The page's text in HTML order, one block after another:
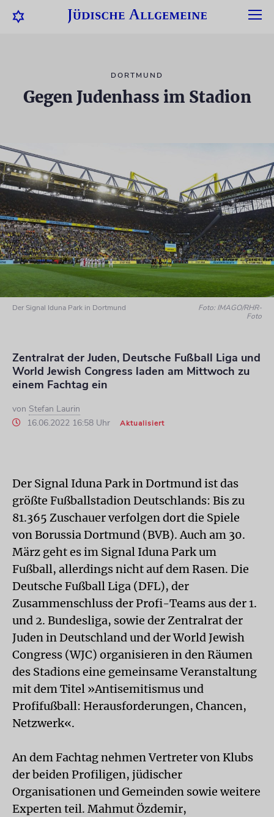
DORTMUND
Gegen Judenhass im Stadion
Der Signal Iduna Park in Dortmund
Foto: IMAGO/RHR-
Foto
Zentralrat der Juden, Deutsche Fußball Liga und
World Jewish Congress laden am Mittwoch zu
einem Fachtag ein
von Stefan Laurin
16.06.2022 16:58 Uhr
Aktualisiert
Der Signal Iduna Park in Dortmund ist das
größte Fußballstadion Deutschlands: Bis zu
81.365 Zuschauer verfolgen dort die Spiele
von Borussia Dortmund (BVB). Auch am 30.
März geht es im Signal Iduna Park um
Fußball, allerdings nicht auf dem Rasen. Die
Deutsche Fußball Liga (DFL), der
Zusammenschluss der Profi-Teams aus der 1.
und 2. Bundesliga, sowie der Zentralrat der
Juden in Deutschland und der World Jewish
Congress (WJC) organisieren in den Räumen
des Stadions eine gemeinsame Veranstaltung
mit dem Titel »Antisemitismus und
Profifußball: Herausforderungen, Chancen,
Netzwerk«.
An dem Fachtag nehmen Vertreter von Klubs
der beiden Profiligen, jüdischer
Organisationen und Gemeinden sowie weitere
Experten teil. Mahmut Özdemir,